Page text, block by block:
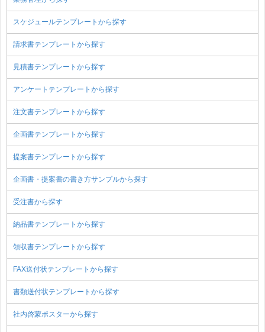
スケジュールテンプレートから探す
請求書テンプレートから探す
見積書テンプレートから探す
アンケートテンプレートから探す
注文書テンプレートから探す
企画書テンプレートから探す
提案書テンプレートから探す
企画書・提案書の書き方サンプルから探す
受注書から探す
納品書テンプレートから探す
領収書テンプレートから探す
FAX送付状テンプレートから探す
書類送付状テンプレートから探す
社内啓蒙ポスターから探す